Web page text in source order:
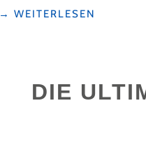
"5
→ WEITERLESEN
DIE